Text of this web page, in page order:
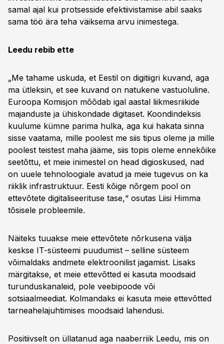
samal ajal kui protsesside efektiivistamise abil saaks
sama töö ära teha väiksema arvu inimestega.
Leedu rebib ette
„Me tahame uskuda, et Eestil on digitiigri kuvand, aga
ma ütleksin, et see kuvand on natukene vastuoluline.
Euroopa Komisjon mõõdab igal aastal liikmesriikide
majanduste ja ühiskondade digitaset. Koondindeksis
kuulume kümne parima hulka, aga kui hakata sinna
sisse vaatama, mille poolest me siis tipus oleme ja mille
poolest teistest maha jääme, siis topis oleme ennekõike
seetõttu, et meie inimestel on head digioskused, nad
on uuele tehnoloogiale avatud ja meie tugevus on ka
riiklik infrastruktuur. Eesti kõige nõrgem pool on
ettevõtete digitaliseerituse tase,“ osutas Liisi Himma
tõsisele probleemile.
Näiteks tuuakse meie ettevõtete nõrkusena välja
keskse IT-süsteemi puudumist – selline süsteem
võimaldaks andmete elektroonilist jagamist. Lisaks
märgitakse, et meie ettevõtted ei kasuta moodsaid
turunduskanaleid, pole veebipoode või
sotsiaalmeediat. Kolmandaks ei kasuta meie ettevõtted
tarneahelajuhtimises moodsaid lahendusi.
Positiivselt on üllatanud aga naaberriik Leedu, mis on